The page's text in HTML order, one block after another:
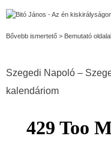
Bővebb ismertető > Bemutató
Szegedi Napoló –
kalendáriom